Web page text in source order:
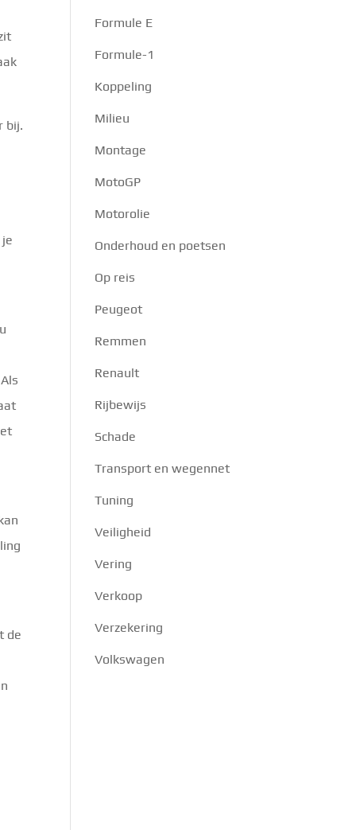
bij.
de
Formule E
Formule-1
Koppeling
Milieu
Montage
MotoGP
Motorolie
Onderhoud en poetsen
Op reis
Peugeot
Remmen
Renault
Rijbewijs
Schade
Transport en wegennet
Tuning
Veiligheid
Vering
Verkoop
Verzekering
Volkswagen